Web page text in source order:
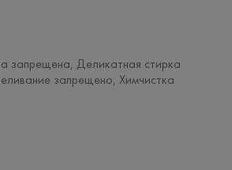
запрещена, Деликатная стирка
запрещено, Химчистка